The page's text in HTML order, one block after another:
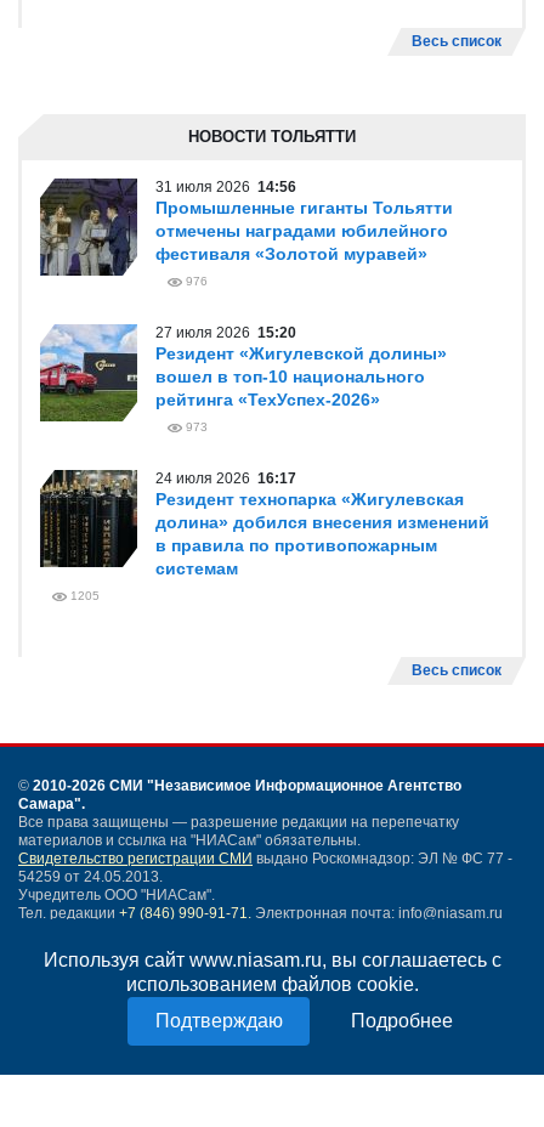
Используя сайт www.niasam.ru, вы соглашаетесь с
использованием файлов cookie.
Подробнее
Весь список
НОВОСТИ ТОЛЬЯТТИ
31 июля 2026 14:56
Промышленные гиганты Тольятти
отмечены наградами юбилейного
фестиваля «Золотой муравей»
976
27 июля 2026 15:20
Резидент «Жигулевской долины»
вошел в топ-10 национального
рейтинга «ТехУспех-2026»
973
24 июля 2026 16:17
Резидент технопарка «Жигулевская
долина» добился внесения изменений
в правила по противопожарным
системам
1205
Весь список
© 2010-2026 СМИ "Независимое Информационное Агентство
Самара".
Все права защищены — разрешение редакции на перепечатку
материалов и ссылка на "НИАСам" обязательны.
Свидетельство регистрации СМИ выдано Роскомнадзор: ЭЛ № ФС 77 -
54259 от 24.05.2013.
Учредитель ООО "НИАСам".
Тел. редакции +7 (846) 990-91-71. Электронная почта: info@niasam.ru
Написать письмо
Нашли ошибку?
Политика конфиденциальности
Согласие на обработку персональных данных
18+